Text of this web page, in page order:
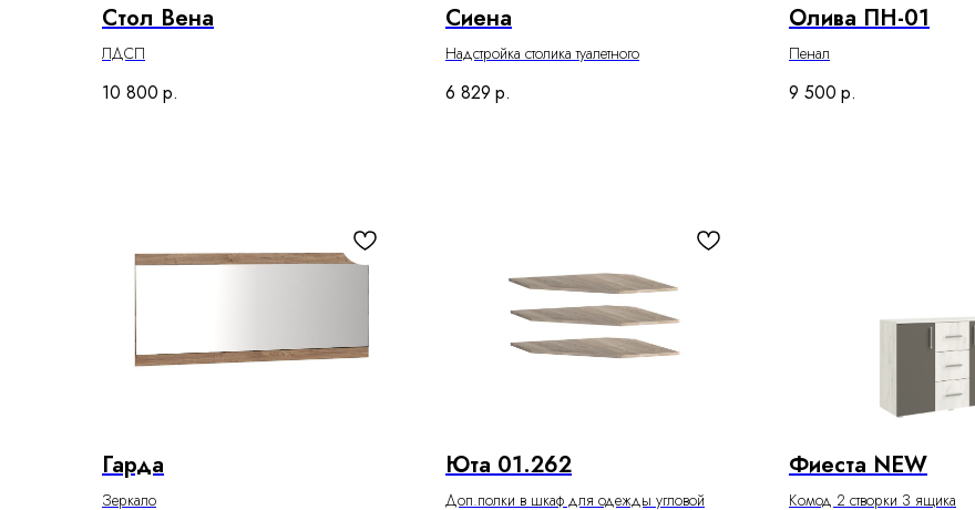
Стол Вена
ЛДСП
10 800 р.
Сиена
Надстройка столика туалетного
6 829 р.
Олива ПН-01
Пенал
9 500 р.
Гарда
Зеркало
Юта 01.262
Доп.полки в шкаф для одежды угловой
Фиеста NEW
Комод 2 створки 3 ящика